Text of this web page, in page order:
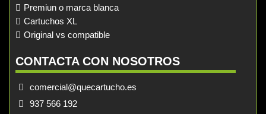
Premiun o marca blanca
Cartuchos XL
Original vs compatible
CONTACTA CON NOSOTROS
comercial@quecartucho.es
937 566 192